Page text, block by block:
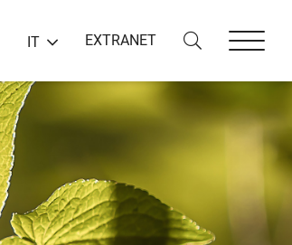
IT EXTRANET